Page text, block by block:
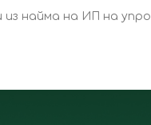
из найма на ИП на